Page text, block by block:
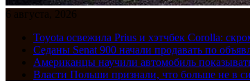
6 августа, 2026
Toyota освежила Prius и хэтчбек Corolla:
Седаны Senat 900 начали продавать по
Американцы научили автомобиль
Власти Польши признали, что больше не в